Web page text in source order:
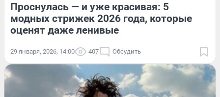
Проснулась — и уже красивая: 5
модных стрижек 2026 года, которые
оценят даже ленивые
29 января, 2026, 14:00 407 Обсудить